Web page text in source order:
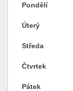
Pondělí
Úterý
Středa
Čtvrtek
Pátek